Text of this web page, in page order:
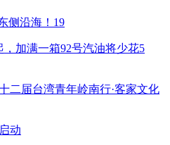
侧沿海！19
加满一箱92号汽油将少花5
二届台湾青年岭南行·客家文化
动